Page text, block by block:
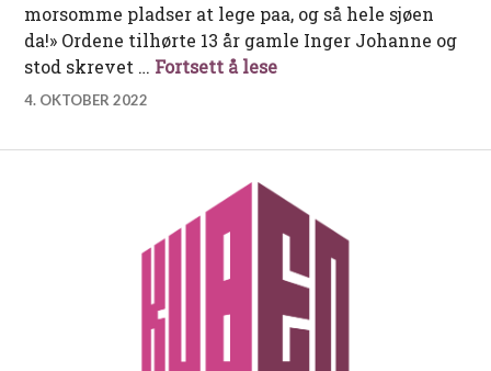
morsomme pladser at lege paa, og så hele sjøen
da!» Ordene tilhørte 13 år gamle Inger Johanne og
stod skrevet … Fortsett å leseDikken Zwilgmeyer –
4. OKTOBER 2022